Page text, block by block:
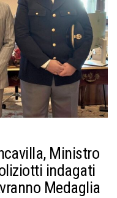
Ministro
indagati
Medaglia